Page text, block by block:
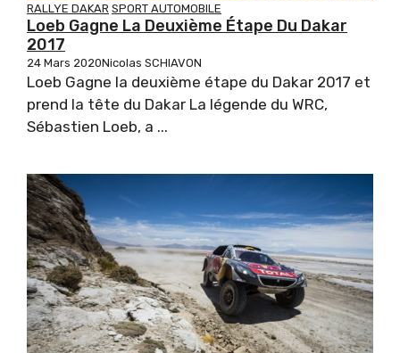
RALLYE DAKAR SPORT AUTOMOBILE
Loeb Gagne La Deuxième Étape Du Dakar
2017
24 Mars 2020Nicolas SCHIAVON
Loeb Gagne la deuxième étape du Dakar 2017 et
prend la tête du Dakar La légende du WRC,
Sébastien Loeb, a ...